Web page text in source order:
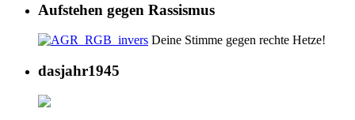
Aufstehen gegen Rassismus
Deine Stimme gegen rechte Hetze!
dasjahr1945